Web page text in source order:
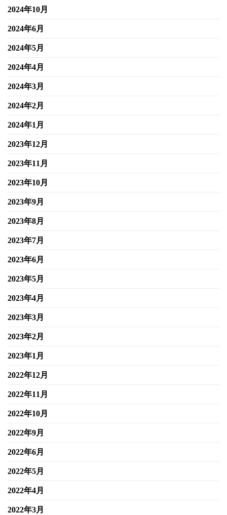
2024年10月
2024年6月
2024年5月
2024年4月
2024年3月
2024年2月
2024年1月
2023年12月
2023年11月
2023年10月
2023年9月
2023年8月
2023年7月
2023年6月
2023年5月
2023年4月
2023年3月
2023年2月
2023年1月
2022年12月
2022年11月
2022年10月
2022年9月
2022年6月
2022年5月
2022年4月
2022年3月